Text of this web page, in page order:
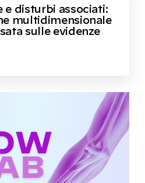
e disturbi associati:
multidimensionale
sulle evidenze